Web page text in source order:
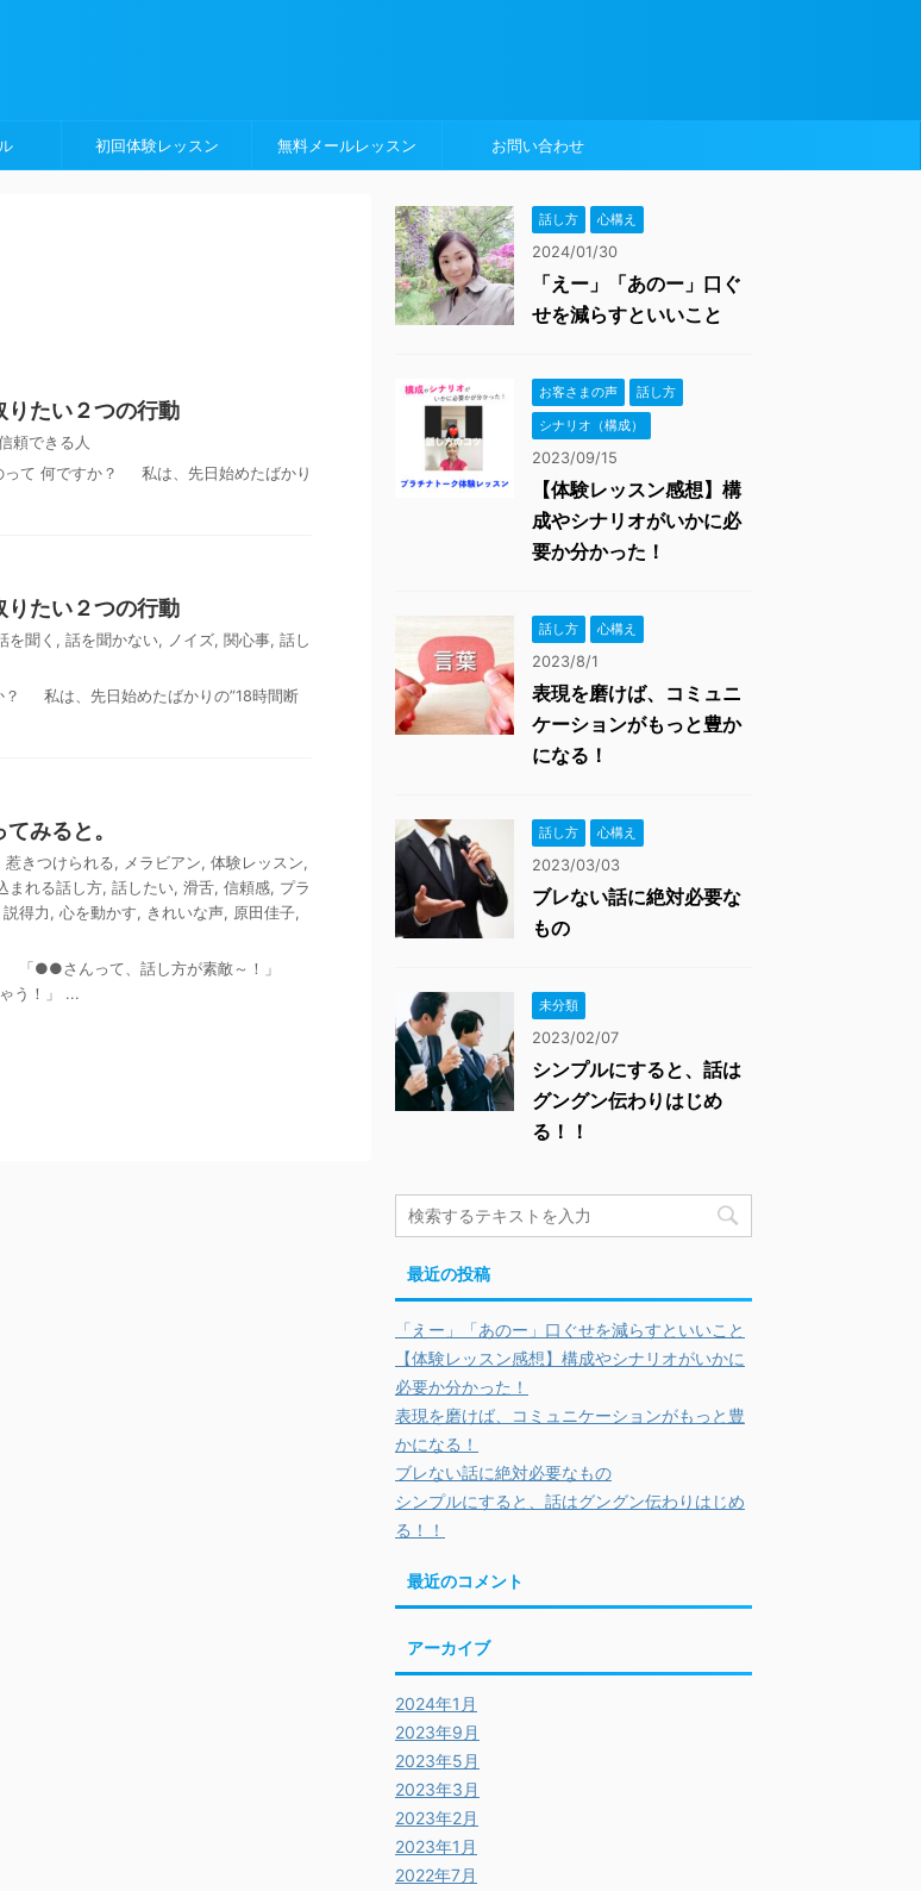
初回体験レッスン 無料メールレッスン お問い合わせ
りたい２つの行動
頼できる人
て 何ですか？ 私は、先日始めたばかり
りたい２つの行動
を聞く , 話を聞かない, ノイズ, 関心事, 話し
私は、先日始めたばかりの”18時間断
みると。
惹きつけられる, メラビアン, 体験レッスン,
まれる話し方, 話したい, 滑舌, 信頼感, プラ
説得力 , 心を動かす, きれいな声, 原田佳子,
「●●さんって、話し方が素敵～！」
う！」 ...
話し方 心構え
2024/01/30
「えー」「あのー」口ぐ
せを減らすといいこと
お客さまの声
話し方
シナリオ（構成）
2023/09/15
【体験レッスン感想】構
成やシナリオがいかに必
要か分かった！
話し方 心構え
2023/8/1
表現を磨けば、コミュニ
ケーションがもっと豊か
になる！
話し方 心構え
2023/03/03
ブレない話に絶対必要な
もの
未分類
2023/02/07
シンプルにすると、話は
グングン伝わりはじめ
る！！
最近の投稿
「えー」「あのー」口ぐせを減らすといいこと
【体験レッスン感想】構成やシナリオがいかに
必要か分かった！
表現を磨けば、コミュニケーションがもっと豊
かになる！
ブレない話に絶対必要なもの
シンプルにすると、話はグングン伝わりはじめ
る！！
最近のコメント
アーカイブ
2024年1月
2023年9月
2023年5月
2023年3月
2023年2月
2023年1月
2022年7月